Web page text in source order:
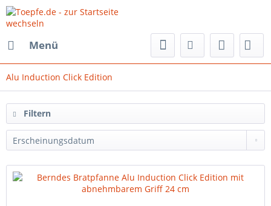
Menü
Alu Induction Click Edition
Filtern